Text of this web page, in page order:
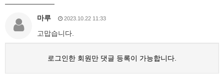
마루 2023.10.22 11:33
고맙습니다.
로그인한 회원만 댓글 등록이 가능합니다.